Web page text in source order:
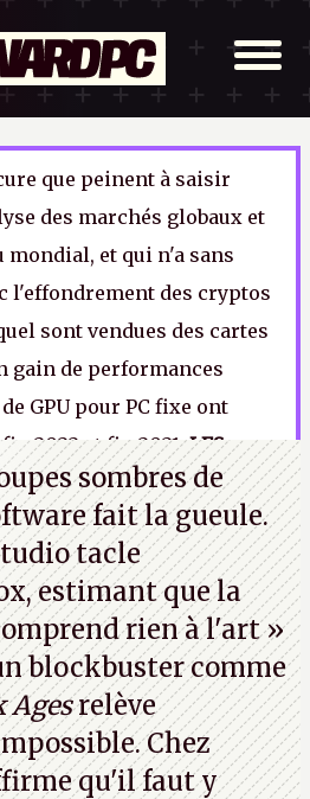
que peinent à saisir
des marchés globaux et
et qui n'a sans
l'effondrement des cryptos
sont vendues des cartes
gain de performances
GPU pour PC fixe ont
2022 et fin 2021.LFS
sombres de
fait la gueule.
tacle
, estimant que la
rien à l'art »
blockbuster comme
Agesrelève
Chez
qu'il faut y